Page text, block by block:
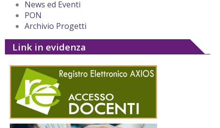
News ed Eventi
PON
Archivio Progetti
Link in evidenza